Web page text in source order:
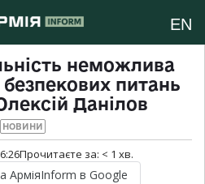
EN
неможлива
питань
Данілов
НОВИНИ
Прочитаєте за: < 1 хв.
АрміяInform в Google